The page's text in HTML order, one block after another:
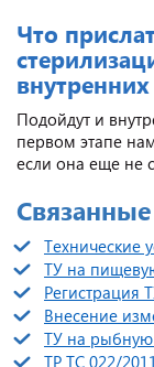
Что
внутренних
Подойдут и
первом этапе
если она еще не
Связанные
Технические
ТУ на
Регистрация
Внесение
ТУ на
ТР ТС 022/2011